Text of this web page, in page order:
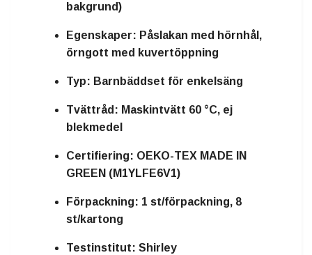
bakgrund)
Egenskaper: Påslakan med hörnhål,
örngott med kuvertöppning
Typ: Barnbäddset för enkelsäng
Tvättråd: Maskintvätt 60 °C, ej
blekmedel
Certifiering: OEKO-TEX MADE IN
GREEN (M1YLFE6V1)
Förpackning: 1 st/förpackning, 8
st/kartong
Testinstitut: Shirley